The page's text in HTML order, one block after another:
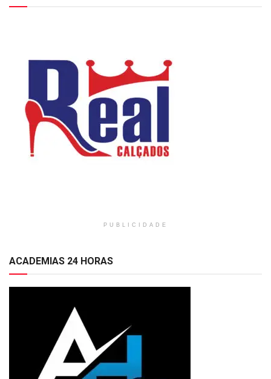
PUBLICIDADE
ACADEMIAS 24 HORAS